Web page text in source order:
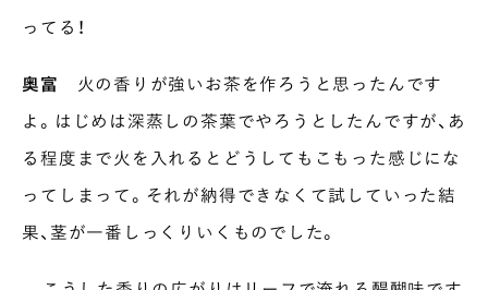
ってる！
奥富 火の香りが強いお茶を作ろうと思ったんです
よ。はじめは深蒸しの茶葉でやろうとしたんですが、あ
る程度まで火を入れるとどうしてもこもった感じにな
ってしまって。それが納得できなくて試していった結
果、茎が一番しっくりいくものでした。